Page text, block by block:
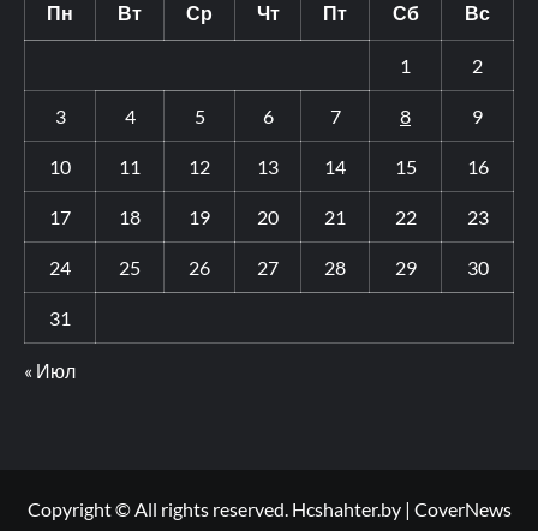
Пн Вт Ср Чт Пт Сб Вс
1 2
3 4 5 6 7 8 9
10 11 12 13 14 15 16
17 18 19 20 21 22 23
24 25 26 27 28 29 30
31
« Июл
Copyright © All rights reserved. Hcshahter.by | CoverNews